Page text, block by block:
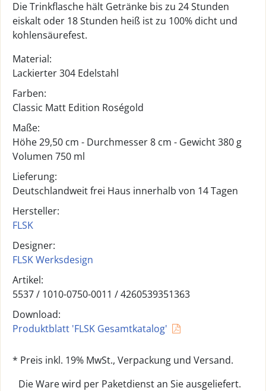
Die Trinkflasche hält Getränke bis zu 24 Stunden
eiskalt oder 18 Stunden heiß ist zu 100% dicht und
kohlensäurefest.
Material:
Lackierter 304 Edelstahl
Farben:
Classic Matt Edition Roségold
Maße:
Höhe 29,50 cm - Durchmesser 8 cm - Gewicht 380 g
Volumen 750 ml
Lieferung:
Deutschlandweit frei Haus innerhalb von 14 Tagen
Hersteller:
FLSK
Designer:
FLSK Werksdesign
Artikel:
5537 / 1010-0750-0011 /4260539351363
Download:
Produktblatt 'FLSK Gesamtkatalog'
* Preis inkl. 19% MwSt., Verpackung und Versand.
Die Ware wird per Paketdienst an Sie ausgeliefert.